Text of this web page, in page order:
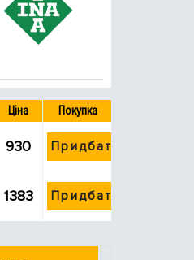
Ціна Покупка
930 Придбати
1383 Придбати